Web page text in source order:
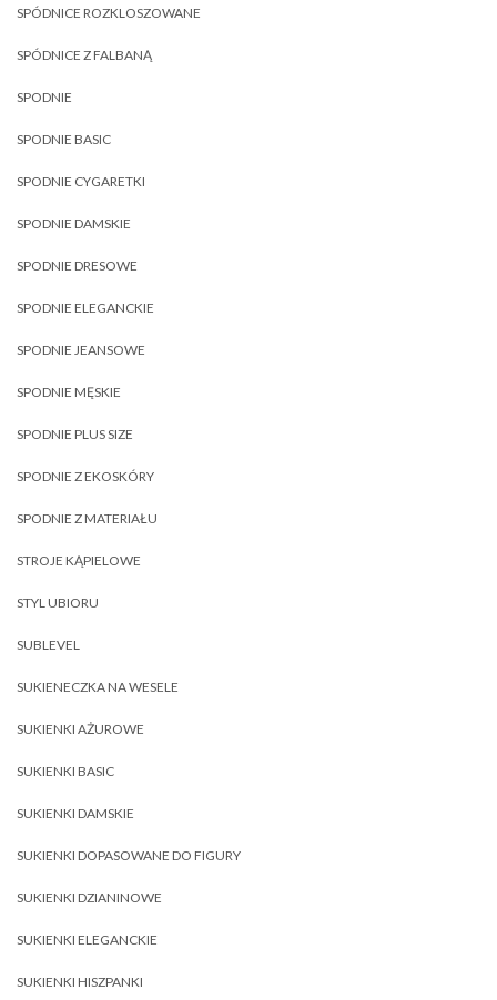
SPÓDNICE ROZKLOSZOWANE
SPÓDNICE Z FALBANĄ
SPODNIE
SPODNIE BASIC
SPODNIE CYGARETKI
SPODNIE DAMSKIE
SPODNIE DRESOWE
SPODNIE ELEGANCKIE
SPODNIE JEANSOWE
SPODNIE MĘSKIE
SPODNIE PLUS SIZE
SPODNIE Z EKOSKÓRY
SPODNIE Z MATERIAŁU
STROJE KĄPIELOWE
STYL UBIORU
SUBLEVEL
SUKIENECZKA NA WESELE
SUKIENKI AŻUROWE
SUKIENKI BASIC
SUKIENKI DAMSKIE
SUKIENKI DOPASOWANE DO FIGURY
SUKIENKI DZIANINOWE
SUKIENKI ELEGANCKIE
SUKIENKI HISZPANKI